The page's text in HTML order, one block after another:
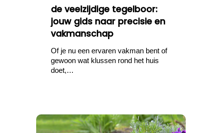
de veelzijdige tegelboor:
jouw gids naar precisie en
vakmanschap
Of je nu een ervaren vakman bent of
gewoon wat klussen rond het huis
doet,…